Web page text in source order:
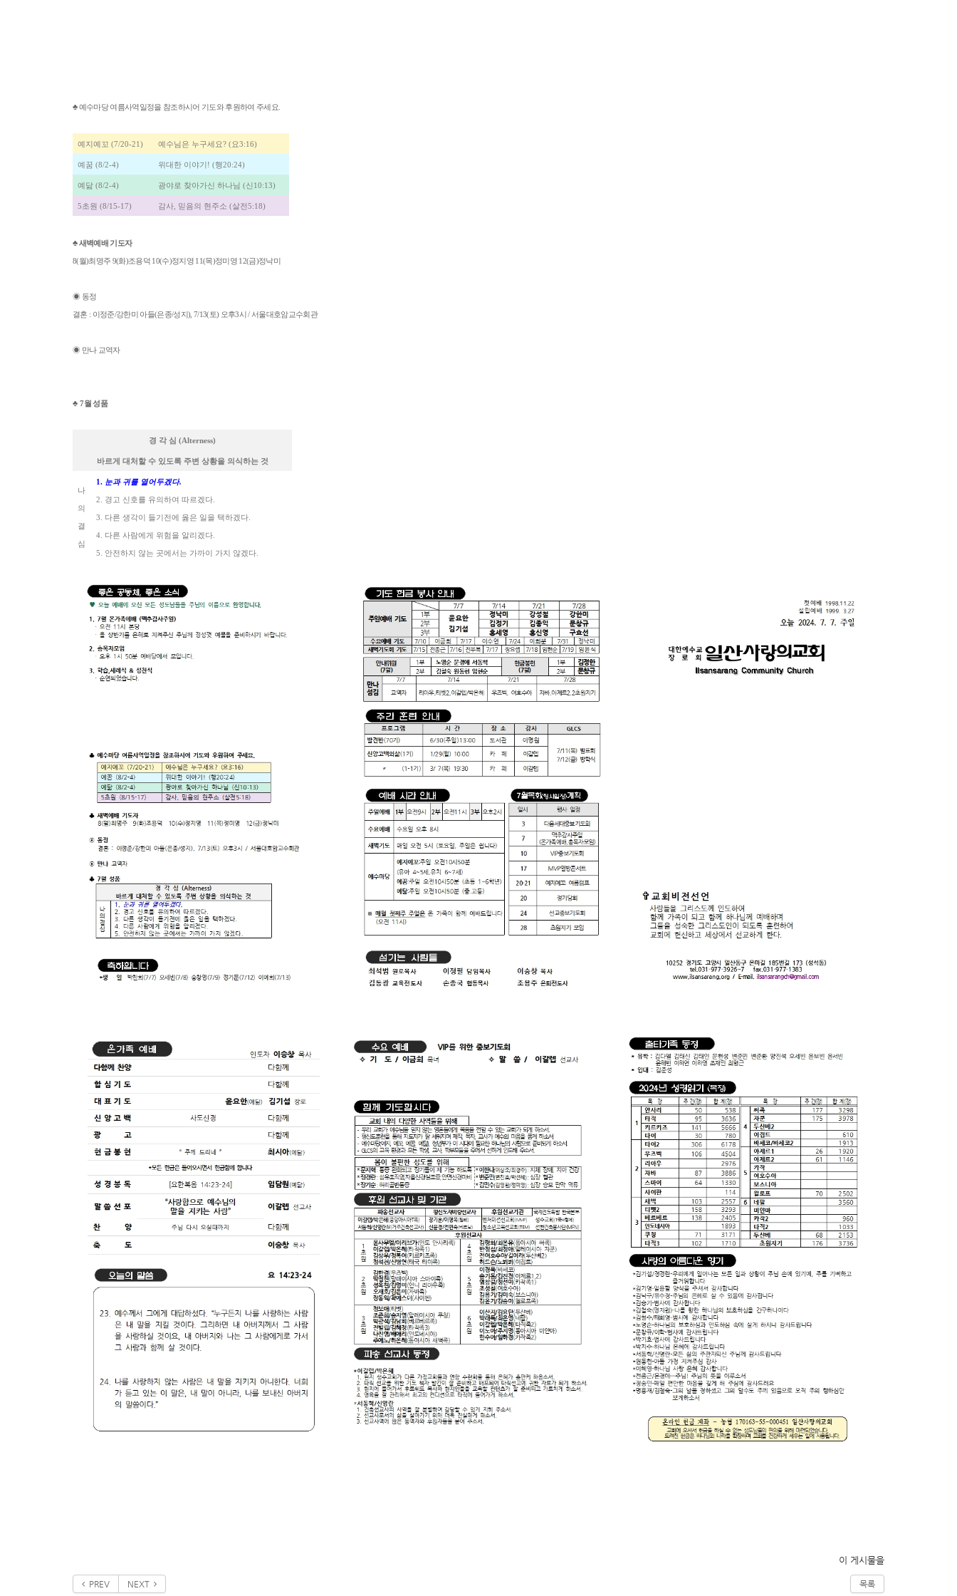
♣예수마당 여름사역일정을 참조하시어 기도와 후원하여 주세요
예지예꼬 (7/20-21) 예수님은 누구세요? ( 요3:16)
예꿈 (8/2-4) 위대한 이야기 ! (행20:24)
예닮 (8/2-4) 광야로 찾아가신 하나님 (신 10:13)
5초원 (8/15-17) 감사 믿음의 현주소 (살전 5:18)
♣새벽예배 기도자
8(월)최명주 9(화)조용덕 10(수)정지영 11(목)정미영 12(금)정낙미
◉ 동정
결혼 : 이정준/강한미 아들(은종/성지), 7/13( 토) 오후3시/ 서울대호암교수회관
◉ 만나 교역자
♣ 7월 성품
경 각 심 (Alterness)
바르게 대처할 수 있도록 주변 상황을 의식하는 것
나
의
결
심
1. 눈과 귀를 열어두겠다.
2. 경고 신호를 유의하여 따르겠다
3. 다른 생각이 들기전에 옳은 일을 택하겠다
4. 다른 사람에게 위험을 알리겠다
5. 안전하지 않는 곳에서는 가까이 가지 않겠다
이 게시물을
PREV NEXT 목록